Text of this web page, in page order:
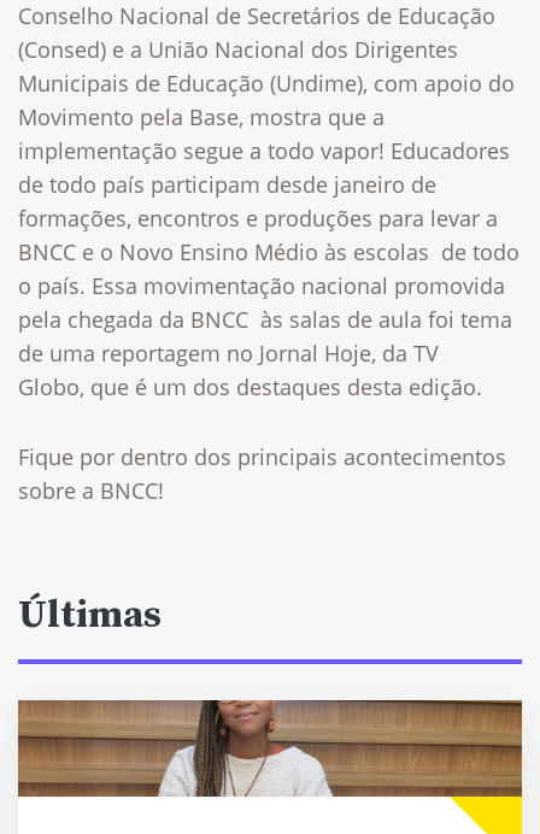
Conselho Nacional de Secretários de Educação
(Consed) e a União Nacional dos Dirigentes
Municipais de Educação (Undime), com apoio do
Movimento pela Base, mostra que a
implementação segue a todo vapor! Educadores
de todo país participam desde janeiro de
formações, encontros e produções para levar a
BNCC e o Novo Ensino Médio às escolas de todo
o país. Essa movimentação nacional promovida
pela chegada da BNCC às salas de aula foi tema
de uma reportagem no Jornal Hoje, da TV
Globo, que é um dos destaques desta edição.
Fique por dentro dos principais acontecimentos
sobre a BNCC!
Últimas